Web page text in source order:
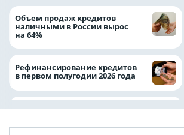
Объем продаж кредитов
наличными в России вырос
на 64%
Рефинансирование кредитов
в первом полугодии 2026 года